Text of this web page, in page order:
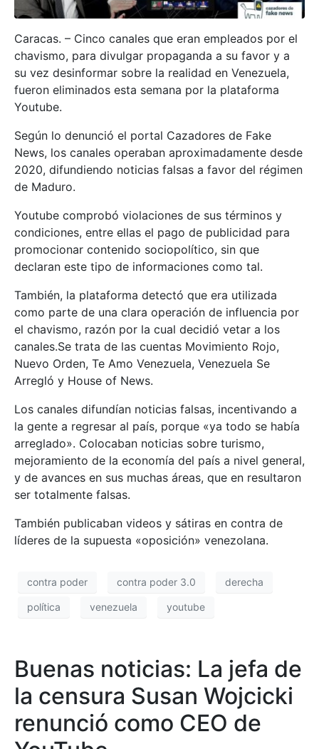
Caracas. – Cinco canales que eran empleados por el
chavismo, para divulgar propaganda a su favor y a
su vez desinformar sobre la realidad en Venezuela,
fueron eliminados esta semana por la plataforma
Youtube.
Según lo denunció el portal Cazadores de Fake
News, los canales operaban aproximadamente desde
2020, difundiendo noticias falsas a favor del régimen
de Maduro.
Youtube comprobó violaciones de sus términos y
condiciones, entre ellas el pago de publicidad para
promocionar contenido sociopolítico, sin que
declaran este tipo de informaciones como tal.
También, la plataforma detectó que era utilizada
como parte de una clara operación de influencia por
el chavismo, razón por la cual decidió vetar a los
canales.Se trata de las cuentas Movimiento Rojo,
Nuevo Orden, Te Amo Venezuela, Venezuela Se
Arregló y House of News.
Los canales difundían noticias falsas, incentivando a
la gente a regresar al país, porque «ya todo se había
arreglado». Colocaban noticias sobre turismo,
mejoramiento de la economía del país a nivel general,
y de avances en sus muchas áreas, que en resultaron
ser totalmente falsas.
También publicaban videos y sátiras en contra de
líderes de la supuesta «oposición» venezolana.
contra poder contra poder 3.0 derecha
política venezuela youtube
Buenas noticias: La jefa de
la censura Susan Wojcicki
renunció como CEO de